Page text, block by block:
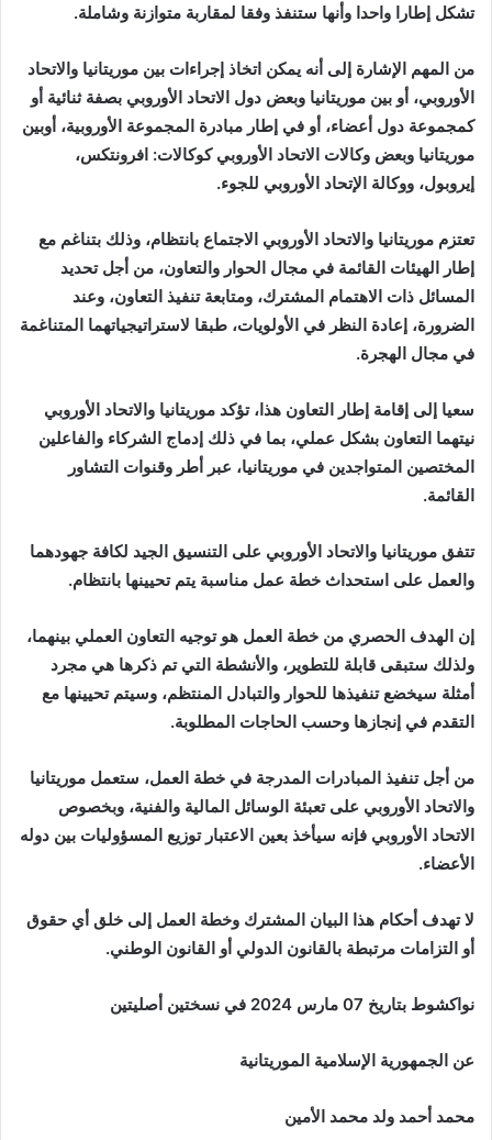
تشكل إطارا واحدا وأنها ستنفذ وفقا لمقاربة متوازنة وشاملة.
من المهم الإشارة إلى أنه يمكن اتخاذ إجراءات بين موريتانيا والاتحاد
الأوروبي، أو بين موريتانيا وبعض دول الاتحاد الأوروبي بصفة ثنائية أو
كمجموعة دول أعضاء، أو في إطار مبادرة المجموعة الأوروبية، أوبين
موريتانيا وبعض وكالات الاتحاد الأوروبي كوكالات: افرونتكس،
إيروبول، ووكالة الإتحاد الأوروبي للجوء.
تعتزم موريتانيا والاتحاد الأوروبي الاجتماع بانتظام، وذلك بتناغم مع
إطار الهيئات القائمة في مجال الحوار والتعاون، من أجل تحديد
المسائل ذات الاهتمام المشترك، ومتابعة تنفيذ التعاون، وعند
الضرورة، إعادة النظر في الأولويات، طبقا لاستراتيجياتهما المتناغمة
في مجال الهجرة.
سعيا إلى إقامة إطار التعاون هذا، تؤكد موريتانيا والاتحاد الأوروبي
نيتهما التعاون بشكل عملي، بما في ذلك إدماج الشركاء والفاعلين
المختصين المتواجدين في موريتانيا، عبر أطر وقنوات التشاور
القائمة.
تتفق موريتانيا والاتحاد الأوروبي على التنسيق الجيد لكافة جهودهما
والعمل على استحداث خطة عمل مناسبة يتم تحيينها بانتظام.
إن الهدف الحصري من خطة العمل هو توجيه التعاون العملي بينهما،
ولذلك ستبقى قابلة للتطوير، والأنشطة التي تم ذكرها هي مجرد
أمثلة سيخضع تنفيذها للحوار والتبادل المنتظم، وسيتم تحيينها مع
التقدم في إنجازها وحسب الحاجات المطلوبة.
من أجل تنفيذ المبادرات المدرجة في خطة العمل، ستعمل موريتانيا
والاتحاد الأوروبي على تعبئة الوسائل المالية والفنية، وبخصوص
الاتحاد الأوروبي فإنه سيأخذ بعين الاعتبار توزيع المسؤوليات بين دوله
الأعضاء.
لا تهدف أحكام هذا البيان المشترك وخطة العمل إلى خلق أي حقوق
أو التزامات مرتبطة بالقانون الدولي أو القانون الوطني.
نواكشوط بتاريخ 07 مارس 2024 في نسختين أصليتين
عن الجمهورية الإسلامية الموريتانية
محمد أحمد ولد محمد الأمين